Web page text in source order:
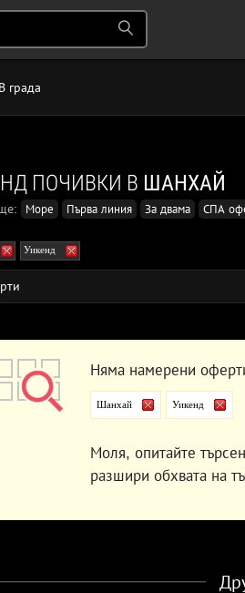
В града
ПОЧИВКИ В ШАНХАЙ
Море Първа линия За двама СПА
Уикенд
Няма намерени
Шанхай Уикенд
Моля, опитайте
разшири обхвата на